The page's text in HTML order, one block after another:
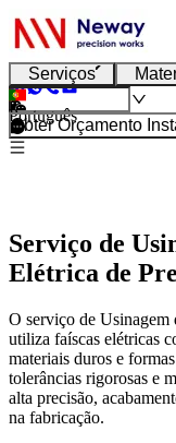
Serviços
Português
Obter Orçamento
Serviço de
Elétrica de
O serviço de Usinagem
utiliza faíscas elétricas
materiais duros e
tolerâncias rigorosas e
alta precisão,
na fabricação.